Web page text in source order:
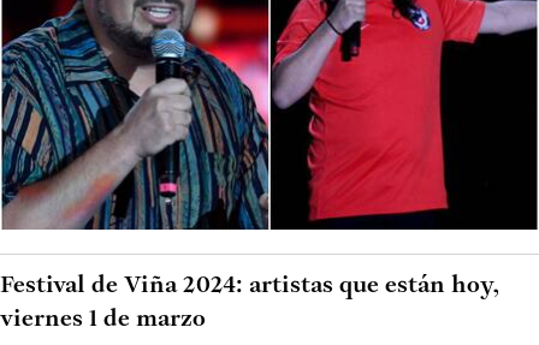
Festival de Viña 2024: artistas que están hoy,
viernes 1 de marzo